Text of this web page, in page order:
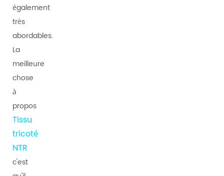
également
très
abordables.
La
meilleure
chose
à
propos
Tissu
tricoté
NTR
c'est